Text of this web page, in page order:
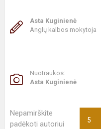
Asta Kuginienė
Anglų kalbos mokytoja
Nuotraukos:
Asta Kuginienė
Nepamirškite
padėkoti autoriui
5